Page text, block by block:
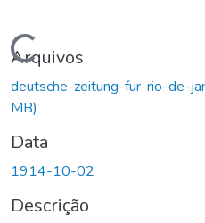
Carregando...
Arquivos
deutsche-zeitung-fur-rio-de-
MB)
Data
1914-10-02
Descrição